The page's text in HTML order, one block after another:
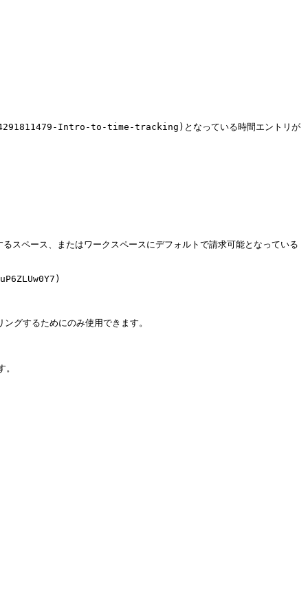
ペース、またはワークスペースにデフォルトで請求可能となっている
グするためにのみ使用できます。